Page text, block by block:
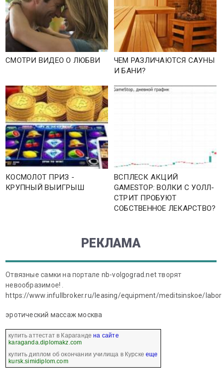
СМОТРИ ВИДЕО О ЛЮБВИ
ЧЕМ РАЗЛИЧАЮТСЯ САУНЫ
И БАНИ?
КОСМОЛОТ ПРИЗ -
КРУПНЫЙ ВЫИГРЫШ
ВСПЛЕСК АКЦИЙ
GAMESTOP: ВОЛКИ С УОЛЛ-
СТРИТ ПРОБУЮТ
СОБСТВЕННОЕ ЛЕКАРСТВО?
РЕКЛАМА
Отвязные самки на портале nb-volgograd.netтворят
невообразимое! .
https://www.infullbroker.ru/leasing/equipment/meditsinskoe/
эротический массаж москва
купить аттестат в Карагандена сайте
karaganda.diplomakz.com
купить диплом об окончании училища в Курскееще
kursk.simidiplom.com